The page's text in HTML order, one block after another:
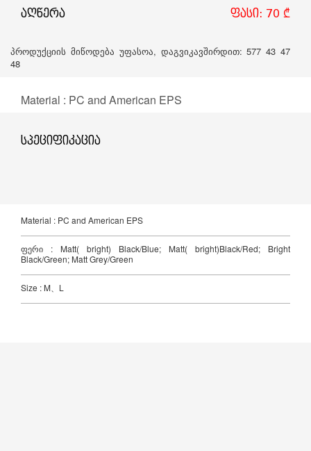
აღწერა ფასი: 70 ₾
პროდუქციის მიწოდება უფასოა, დაგვიკავშირდით: 577 43 47
48
Material : PC and American EPS
სპეციფიკაცია
Material : PC and American EPS
ფერი : Matt( bright) Black/Blue; Matt( bright)Black/Red; Bright
Black/Green; Matt Grey/Green
Size : M、L